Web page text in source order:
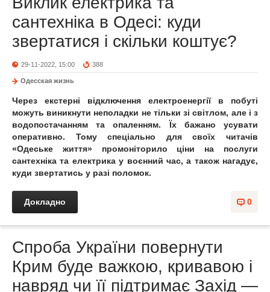
сантехніка в Одесі: куди
звертатися і скільки коштує?
29-11-2022, 15:00 388
Одесская жизнь
Через екстерні відключення електроенергії в побуті
можуть виникнути неполадки не тільки зі світлом, але і з
водопостачанням та опаленням. Їх бажано усувати
оперативно. Тому спеціально для своїх читачів
«Одеське життя» промоніторило ціни на послуги
сантехніка та електрика у воєнний час, а також нагадує,
куди звертатись у разі поломок.
0
Докладно
Спроба України повернути
Крим буде важкою, кривавою і
навряд чи її підтримає Захід —